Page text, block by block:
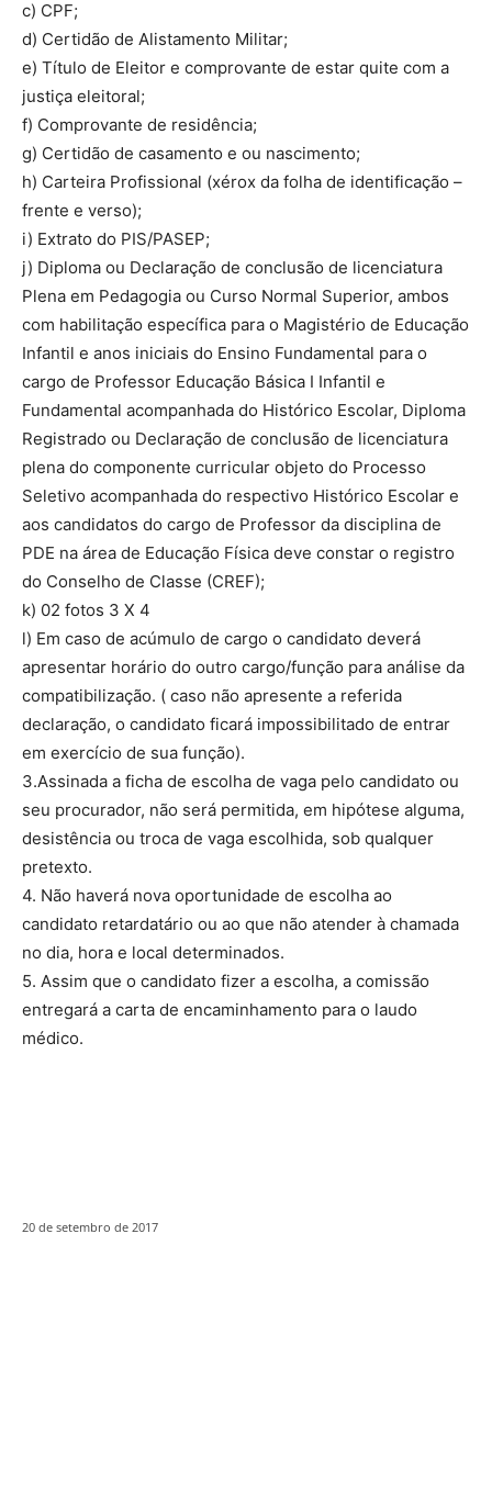
c) CPF;
d) Certidão de Alistamento Militar;
e) Título de Eleitor e comprovante de estar quite com a
justiça eleitoral;
f) Comprovante de residência;
g) Certidão de casamento e ou nascimento;
h) Carteira Profissional (xérox da folha de identificação –
frente e verso);
i) Extrato do PIS/PASEP;
j) Diploma ou Declaração de conclusão de licenciatura
Plena em Pedagogia ou Curso Normal Superior, ambos
com habilitação específica para o Magistério de Educação
Infantil e anos iniciais do Ensino Fundamental para o
cargo de Professor Educação Básica I Infantil e
Fundamental acompanhada do Histórico Escolar, Diploma
Registrado ou Declaração de conclusão de licenciatura
plena do componente curricular objeto do Processo
Seletivo acompanhada do respectivo Histórico Escolar e
aos candidatos do cargo de Professor da disciplina de
PDE na área de Educação Física deve constar o registro
do Conselho de Classe (CREF);
k) 02 fotos 3 X 4
l) Em caso de acúmulo de cargo o candidato deverá
apresentar horário do outro cargo/função para análise da
compatibilização. ( caso não apresente a referida
declaração, o candidato ficará impossibilitado de entrar
em exercício de sua função).
3.Assinada a ficha de escolha de vaga pelo candidato ou
seu procurador, não será permitida, em hipótese alguma,
desistência ou troca de vaga escolhida, sob qualquer
pretexto.
4. Não haverá nova oportunidade de escolha ao
candidato retardatário ou ao que não atender à chamada
no dia, hora e local determinados.
5. Assim que o candidato fizer a escolha, a comissão
entregará a carta de encaminhamento para o laudo
médico.
20 de setembro de 2017